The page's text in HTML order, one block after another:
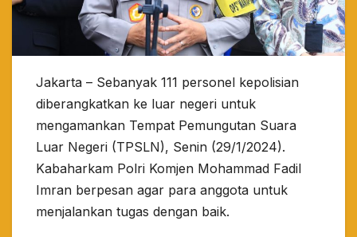
Jakarta – Sebanyak 111 personel kepolisian
diberangkatkan ke luar negeri untuk
mengamankan Tempat Pemungutan Suara
Luar Negeri (TPSLN), Senin (29/1/2024).
Kabaharkam Polri Komjen Mohammad Fadil
Imran berpesan agar para anggota untuk
menjalankan tugas dengan baik.